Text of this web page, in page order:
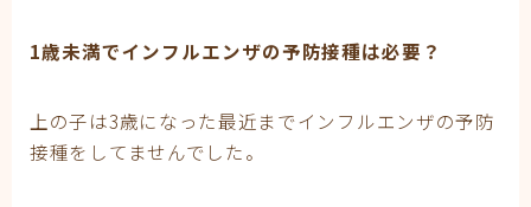
1歳未満でインフルエンザの予防接種は必要？
上の子は3歳になった最近までインフルエンザの予防
接種をしてませんでした。